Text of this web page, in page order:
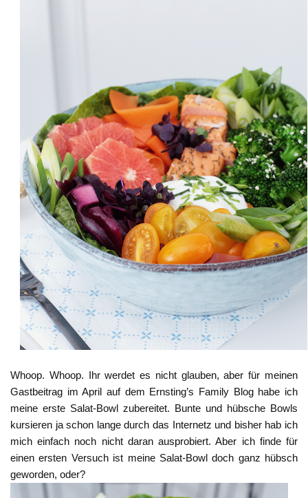
Whoop. Whoop. Ihr werdet es nicht glauben, aber für meinen
Gastbeitrag im April auf dem Ernsting’s Family Blog habe ich
meine erste Salat-Bowl zubereitet. Bunte und hübsche Bowls
kursieren ja schon lange durch das Internetz und bisher hab ich
mich einfach noch nicht daran ausprobiert. Aber ich finde für
einen ersten Versuch ist meine Salat-Bowl doch ganz hübsch
geworden, oder?